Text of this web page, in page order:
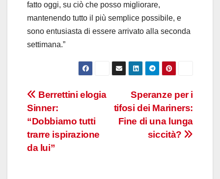
fatto oggi, su ciò che posso migliorare,
mantenendo tutto il più semplice possibile, e
sono entusiasta di essere arrivato alla seconda
settimana.”
Navigazione
articoli
Speranze per i
tifosi dei Mariners:
Fine di una lunga
siccità?
Berrettini elogia
Sinner:
“Dobbiamo tutti
trarre ispirazione
da lui”